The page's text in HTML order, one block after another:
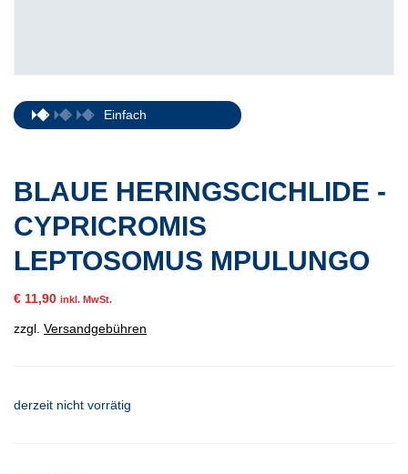
Einfach
BLAUE HERINGSCICHLIDE -
CYPRICROMIS
LEPTOSOMUS MPULUNGO
€ 11,90 inkl. MwSt.
zzgl. Versandgebühren
derzeit nicht vorrätig